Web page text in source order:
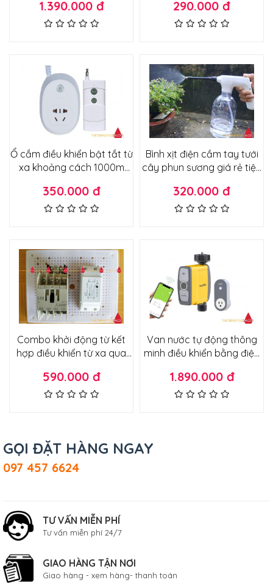
xa bằng điện thoại
1.390.000 đ 290.000 đ
Ổ cắm điều khiển bật tắt từ
xa khoảng cách 1000m
350.000 đ
Bình xịt điện cầm tay tưới
cây phun sương giá rẻ tiện
320.000 đ
Combo khởi động từ kết
hợp điều khiển từ xa qua
máy bơm, thiết bị công
suất lớn từ 375w-1500w
590.000 đ
Van nước tự động thông
minh điều khiển bằng điện
1.890.000 đ
GỌI ĐẶT HÀNG NGAY
097 457 6624
TƯ VẤN MIỄN PHÍ
Tư vấn miễn phí 24/7
GIAO HÀNG TẬN NƠI
Giao hàng - xem hàng- thanh toán